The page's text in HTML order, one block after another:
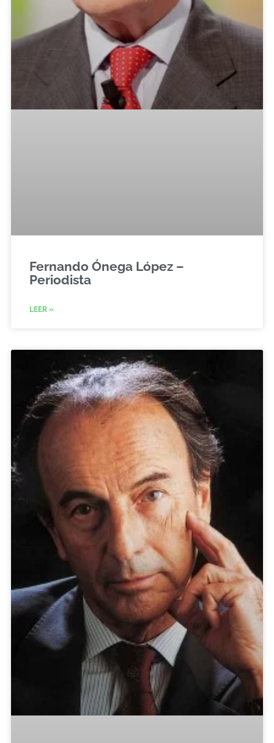
Fernando Ónega López –
Periodista
LEER »